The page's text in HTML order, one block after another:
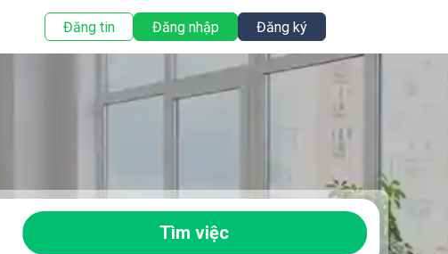
Đăng tin Đăng nhập Đăng ký
Tìm việc